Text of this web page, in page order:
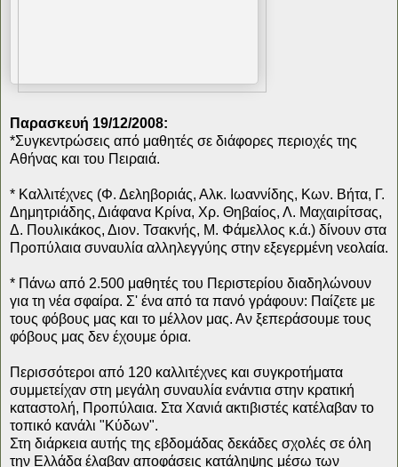
Παρασκευή 19/12/2008:
*Συγκεντρώσεις από μαθητές σε διάφορες περιοχές της
Αθήνας και του Πειραιά.
* Καλλιτέχνες (Φ. Δεληβοριάς, Αλκ. Ιωαννίδης, Κων. Βήτα, Γ.
Δημητριάδης, Διάφανα Κρίνα, Χρ. Θηβαίος, Λ. Μαχαιρίτσας,
Δ. Πουλικάκος, Διον. Τσακνής, Μ. Φάμελλος κ.ά.) δίνουν στα
Προπύλαια συναυλία αλληλεγγύης στην εξεγερμένη νεολαία.
* Πάνω από 2.500 μαθητές του Περιστερίου διαδηλώνουν
για τη νέα σφαίρα. Σ' ένα από τα πανό γράφουν: Παίζετε με
τους φόβους μας και το μέλλον μας. Αν ξεπεράσουμε τους
φόβους μας δεν έχουμε όρια.
Περισσότεροι από 120 καλλιτέχνες και συγκροτήματα
συμμετείχαν στη μεγάλη συναυλία ενάντια στην κρατική
καταστολή, Προπύλαια. Στα Χανιά ακτιβιστές κατέλαβαν το
τοπικό κανάλι "Κύδων".
Στη διάρκεια αυτής της εβδομάδας δεκάδες σχολές σε όλη
την Ελλάδα έλαβαν αποφάσεις κατάληψης μέσω των